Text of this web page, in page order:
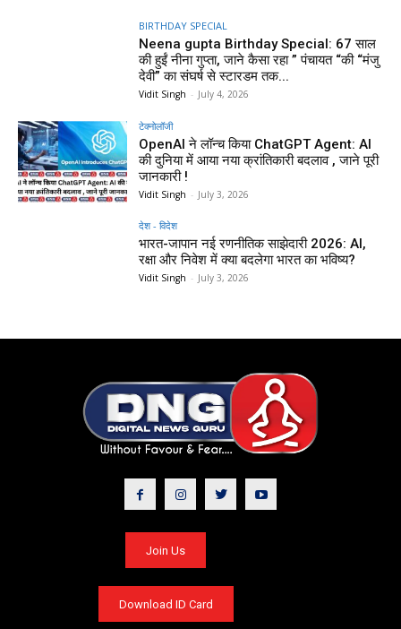
BIRTHDAY SPECIAL
Neena gupta Birthday Special: 67 साल
की हुईं नीना गुप्ता, जाने कैसा रहा ” पंचायत “की “मंजु
देवी” का संघर्ष से स्टारडम तक...
Vidit Singh - July 4, 2026
टेक्नोलॉजी
OpenAI ने लॉन्च किया ChatGPT Agent: AI
की दुनिया में आया नया क्रांतिकारी बदलाव , जाने पूरी
जानकारी !
Vidit Singh - July 3, 2026
देश - विदेश
भारत-जापान नई रणनीतिक साझेदारी 2026: AI,
रक्षा और निवेश में क्या बदलेगा भारत का भविष्य?
Vidit Singh - July 3, 2026
Join Us
Download ID Card